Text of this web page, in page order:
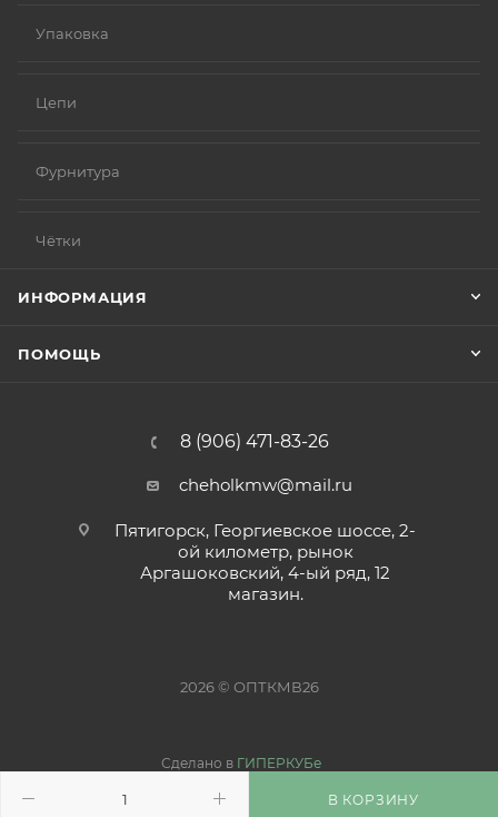
В КОРЗИНУ
Упаковка
Цепи
Фурнитура
Чётки
ИНФОРМАЦИЯ
ПОМОЩЬ
8 (906) 471-83-26
cheholkmw@mail.ru
Пятигорск, Георгиевское шоссе, 2-
ой километр, рынок
Аргашоковский, 4-ый ряд, 12
магазин.
2026 © ОПТКМВ26
Сделано в ГИПЕРКУБе